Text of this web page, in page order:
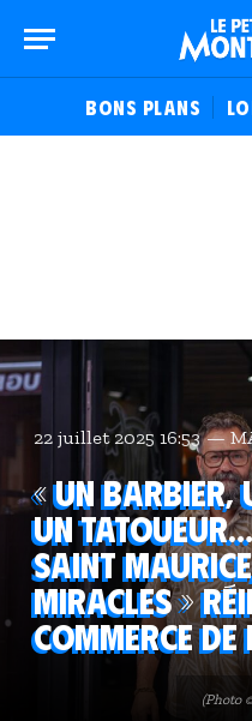
BONS PLANS
(Photo
22 juillet 2025 16:53
« Un barbier,
un
Saint
Miracles »
commerce